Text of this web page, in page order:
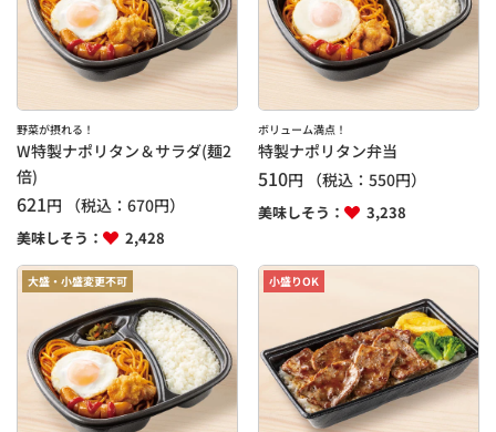
野菜が摂れる！
W特製ナポリタン＆サラダ(麺2
倍)
621円 （税込： 670円）
美味しそう： 2,428
ボリューム満点！
特製ナポリタン弁当
510円 （税込：550円）
美味しそう： 3,238
大盛・小盛変更不可 小盛りOK